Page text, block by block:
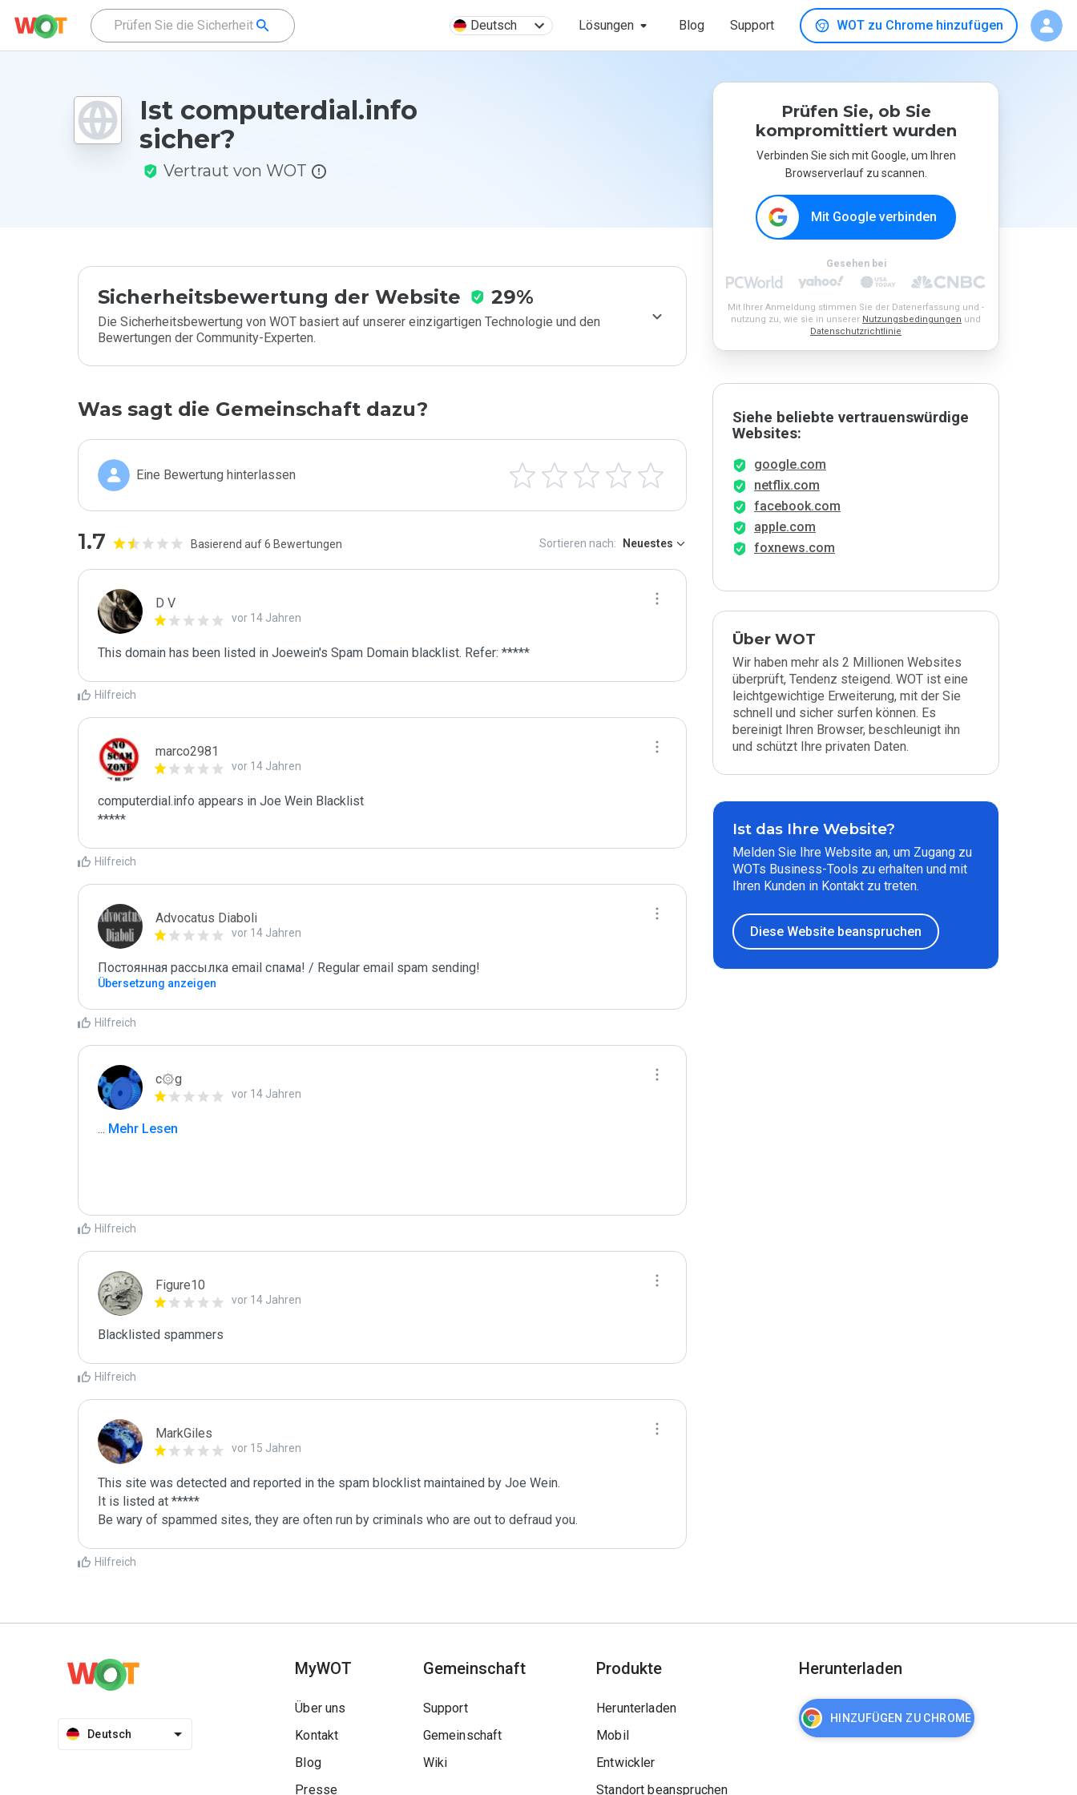
Deutsch Lösungen Blog Support WOT zu Chrome hinzufügen
Ist computerdial.info
sicher?
Vertraut von WOT
Sicherheitsbewertung der Website 29%
Die Sicherheitsbewertung von WOT basiert auf unserer einzigartigen Technologie und den
Bewertungen der Community-Experten.
Was sagt die Gemeinschaft dazu?
Eine Bewertung hinterlassen
1.7 Basierend auf 6 Bewertungen Sortieren nach: Neuestes
D V
vor 14 Jahren
This domain has been listed in Joewein's Spam Domain blacklist. Refer: *****
Hilfreich
marco2981
vor 14 Jahren
computerdial.info appears in Joe Wein Blacklist
*****
Hilfreich
Advocatus Diaboli
vor 14 Jahren
Постоянная рассылка email спама! / Regular email spam sending!
Übersetzung anzeigen
Hilfreich
c۞g
vor 14 Jahren
... Mehr Lesen
Hilfreich
Figure10
vor 14 Jahren
Blacklisted spammers
Hilfreich
MarkGiles
vor 15 Jahren
This site was detected and reported in the spam blocklist maintained by Joe Wein.
It is listed at *****
Be wary of spammed sites, they are often run by criminals who are out to defraud you.
Hilfreich
Prüfen Sie, ob Sie
kompromittiert wurden
Verbinden Sie sich mit Google, um Ihren
Browserverlauf zu scannen.
Mit Google verbinden
Gesehen bei
Mit Ihrer Anmeldung stimmen Sie der Datenerfassung und -
nutzung zu, wie sie in unserer Nutzungsbedingungen und
Datenschutzrichtlinie
Siehe beliebte vertrauenswürdige
Websites:
google.com
netflix.com
facebook.com
apple.com
foxnews.com
Über WOT
Wir haben mehr als 2 Millionen Websites
überprüft, Tendenz steigend. WOT ist eine
leichtgewichtige Erweiterung, mit der Sie
schnell und sicher surfen können. Es
bereinigt Ihren Browser, beschleunigt ihn
und schützt Ihre privaten Daten.
Ist das Ihre Website?
Melden Sie Ihre Website an, um Zugang zu
WOTs Business-Tools zu erhalten und mit
Ihren Kunden in Kontakt zu treten.
Diese Website beanspruchen
Deutsch
MyWOT
Über uns
Kontakt
Blog
Presse
Gemeinschaft
Support
Gemeinschaft
Wiki
Produkte
Herunterladen
Mobil
Entwickler
Standort beanspruchen
Herunterladen
HINZUFÜGEN ZU CHROME